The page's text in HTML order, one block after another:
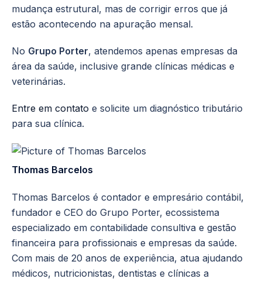
mudança estrutural, mas de corrigir erros que já
estão acontecendo na apuração mensal.
No Grupo Porter, atendemos apenas empresas da
área da saúde, inclusive grande clínicas médicas e
veterinárias.
Entre em contato e solicite um diagnóstico tributário
para sua clínica.
Thomas Barcelos
Thomas Barcelos é contador e empresário contábil,
fundador e CEO do Grupo Porter, ecossistema
especializado em contabilidade consultiva e gestão
financeira para profissionais e empresas da saúde.
Com mais de 20 anos de experiência, atua ajudando
médicos, nutricionistas, dentistas e clínicas a